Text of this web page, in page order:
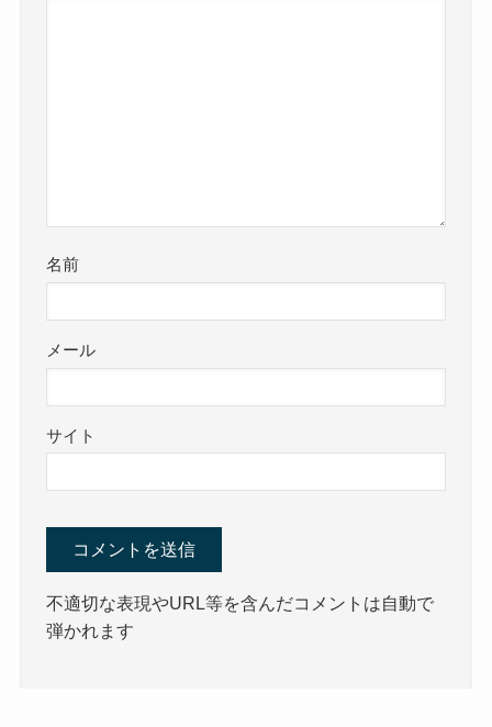
名前
メール
サイト
不適切な表現やURL等を含んだコメントは自動で
弾かれます